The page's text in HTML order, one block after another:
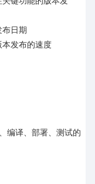
日期
本发布的速度
编译、部署、测试的